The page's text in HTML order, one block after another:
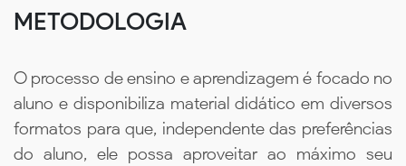
METODOLOGIA
O processo de ensino e aprendizagem é focado no
aluno e disponibiliza material didático em diversos
formatos para que, independente das preferências
do aluno, ele possa aproveitar ao máximo seu